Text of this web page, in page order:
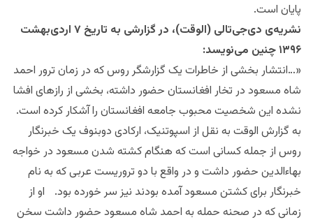
پایان است.
نشریه‌ی دی‌جی‌تالی (الوقت)، در گزارشی به تاریخ ۷ اردی‌بهشت
۱۳۹۶ چنین می‌نویسد:
«…انتشار بخشی از خاطرات یک گزارشگر روس که در زمان ترور احمد
شاه مسعود در تخار افغانستان حضور داشته، بخشی از رازهای افشا
نشده این شخصیت محبوب جامعه افغانستان را آشکار کرده است.
به گزارش الوقت به نقل از اسپوتنیک، ارکادی دوبنوف یک خبرنگار
روس از جمله کسانی است که هنگام کشته شدن مسعود در خواجه
بهاءالدین حضور داشت و در واقع با دو تروریست عربی که به نام
خبرنگار برای کشتن مسعود آمده بودند نیز سر خورده بود. او از
زمانی که در صحنه حمله به احمد شاه مسعود حضور داشت سخن